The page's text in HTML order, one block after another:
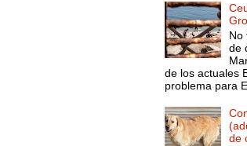
No
de
de los actuales
problema para
de